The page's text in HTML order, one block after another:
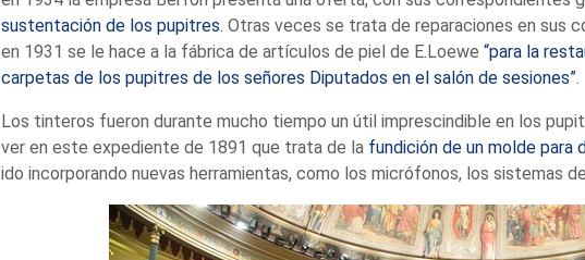
sustentación de los pupitres. Otras veces se trata de reparaciones en sus
en 1931 se le hace a la fábrica de artículos de piel de E.Loewe “para la
carpetas de los pupitres de los señores Diputados en el salón de sesiones”.
Los tinteros fueron durante mucho tiempo un útil imprescindible en los
ver en este expediente de 1891 que trata de la fundición de un molde para
ido incorporando nuevas herramientas, como los micrófonos, los sistemas